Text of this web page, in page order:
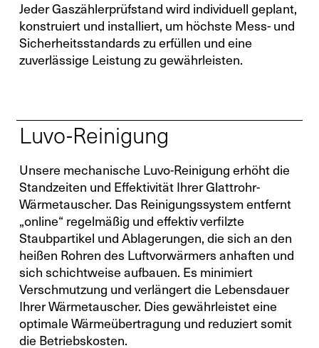
Jeder Gaszählerprüfstand wird individuell geplant,
konstruiert und installiert, um höchste Mess- und
Sicherheitsstandards zu erfüllen und eine
zuverlässige Leistung zu gewährleisten.
Luvo-Reinigung
Unsere mechanische Luvo-Reinigung erhöht die
Standzeiten und Effektivität Ihrer Glattrohr-
Wärmetauscher. Das Reinigungssystem entfernt
„online“ regelmäßig und effektiv verfilzte
Staubpartikel und Ablagerungen, die sich an den
heißen Rohren des Luftvorwärmers anhaften und
sich schichtweise aufbauen. Es minimiert
Verschmutzung und verlängert die Lebensdauer
Ihrer Wärmetauscher. Dies gewährleistet eine
optimale Wärmeübertragung und reduziert somit
die Betriebskosten.